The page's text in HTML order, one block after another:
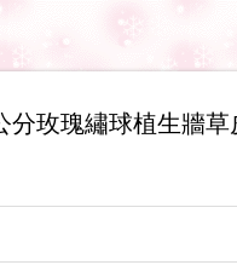
玫瑰繡球植生牆草